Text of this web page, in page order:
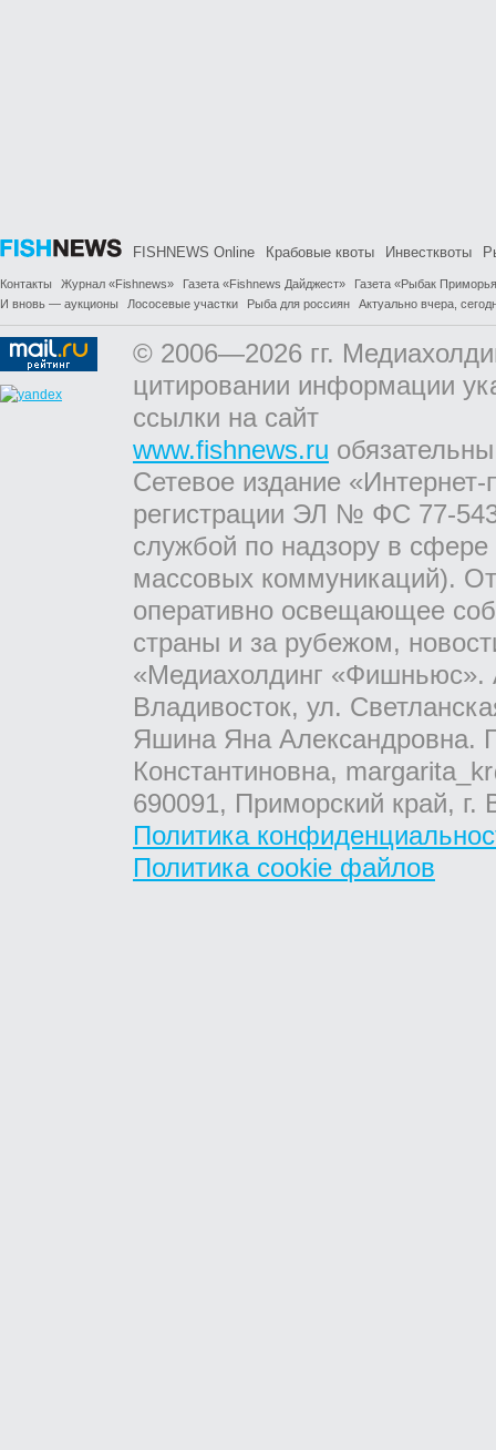
FISHNEWS Online Крабовые квоты Инвестквоты
Контакты Журнал «Fishnews» Газета «Fishnews Дайджест»
Газета «Рыбак
И вновь — аукционы
Лососевые участки Рыба для россиян Актуально вчера,
© 2006—2026 гг.
цитировании информации
ссылки на сайт
www.fishnews.ru
Сетевое издание
регистрации ЭЛ № ФС 77-
службой по надзору в
массовых коммуникаций).
оперативно освещающее
страны и за рубежом,
«Медиахолдинг «Фишньюс».
Владивосток, ул.
Яшина Яна Александровна.
Константиновна,
690091, Приморский край,
Политика
Политика cookie файлов